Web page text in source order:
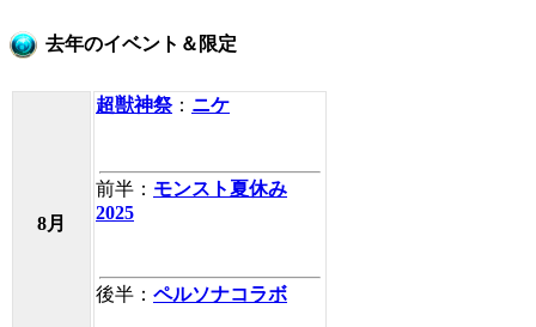
去年のイベント＆限定
8月
超獣神祭： ニケ
前半： モンスト夏休み
2025
後半： ペルソナコラボ